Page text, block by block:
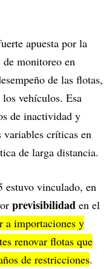
apuesta por la
de monitoreo en
de las flotas,
vehículos. Esa
de inactividad y
críticas en
de larga distancia.
estuvo vinculado, en
previsibilidad en el
a importaciones y
renovar flotas que
de restricciones.